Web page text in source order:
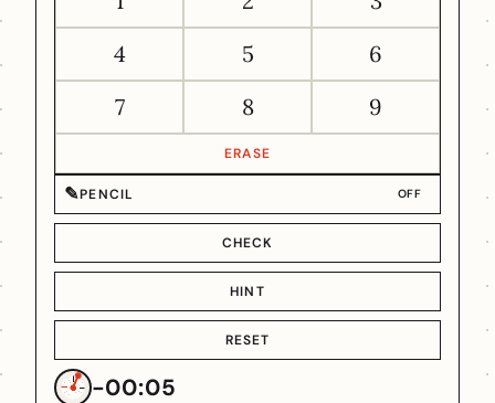
4
5
6
7
8 9
ERASE
✎PENCIL OFF
CHECK
HINT
RESET
-00:05